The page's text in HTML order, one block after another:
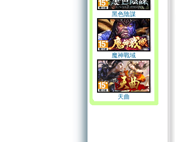
黑色陰謀
魔神戰域
天曲